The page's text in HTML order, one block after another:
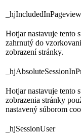
Hotjar nastavuje tento
zahrnutý do
zobrazení stránky.
Hotjar nastavuje tento
zobrazenia stránky
nastavený súborom
_hjSessionUser